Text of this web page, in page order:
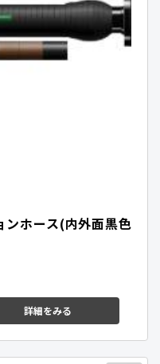
ンホース(内外面黒色
詳細をみる